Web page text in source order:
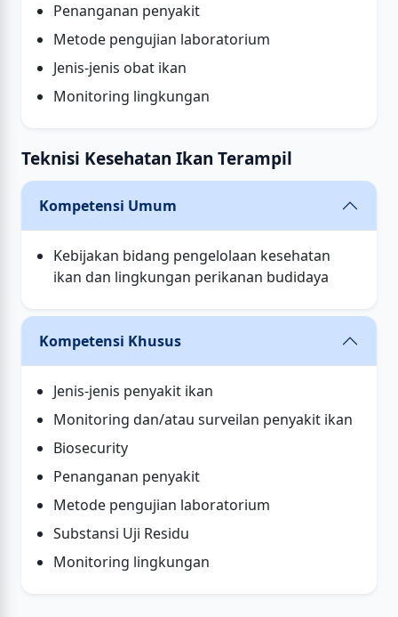
Penanganan penyakit
Metode pengujian laboratorium
Jenis-jenis obat ikan
Monitoring lingkungan
Teknisi Kesehatan Ikan Terampil
Kompetensi Umum
Kebijakan bidang pengelolaan kesehatan
ikan dan lingkungan perikanan budidaya
Kompetensi Khusus
Jenis-jenis penyakit ikan
Monitoring dan/atau surveilan penyakit ikan
Biosecurity
Penanganan penyakit
Metode pengujian laboratorium
Substansi Uji Residu
Monitoring lingkungan